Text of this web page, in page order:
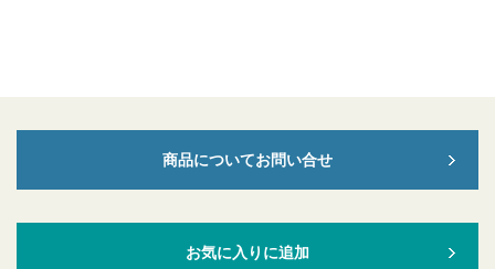
商品についてお問い合せ
お気に入りに追加